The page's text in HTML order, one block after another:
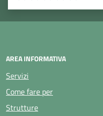
Valuta 5
Valuta 4
Valuta 3 stelle su
Valuta 2 stelle su 5
Valuta 1 stelle su 5
AREA INFORMATIVA
Servizi
Come fare per
Strutture